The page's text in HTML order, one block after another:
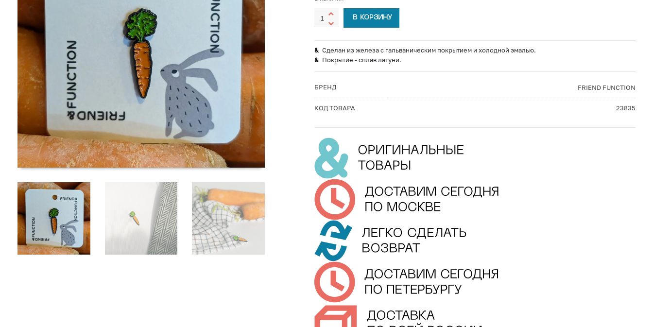
В КОРЗИНУ
Сделан из железа с гальваническим покрытием и холодной эмалью.
Покрытие - сплав латуни.
БРЕНД FRIEND FUNCTION
КОД ТОВАРА 23835